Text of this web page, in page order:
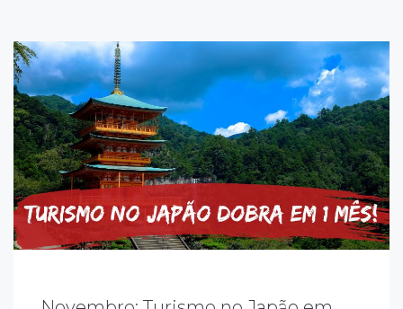
estrangeiros, em julho, com muitas